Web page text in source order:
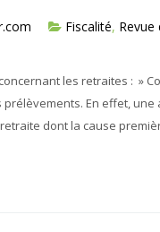
Fiscalité, Revue
les retraites : »
En effet,
dont la cause